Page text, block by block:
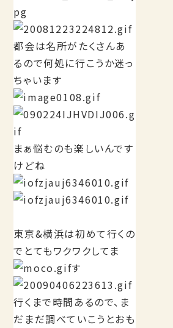
都会は名所がたくさんあ
るので何処に行こうか迷っ
ちゃいます
まぁ悩むのも楽しいんです
けどね
東京&横浜は初めて行くの
でとてもワクワクしてま
す
行くまで時間あるので、ま
だまだ調べていこうとおも